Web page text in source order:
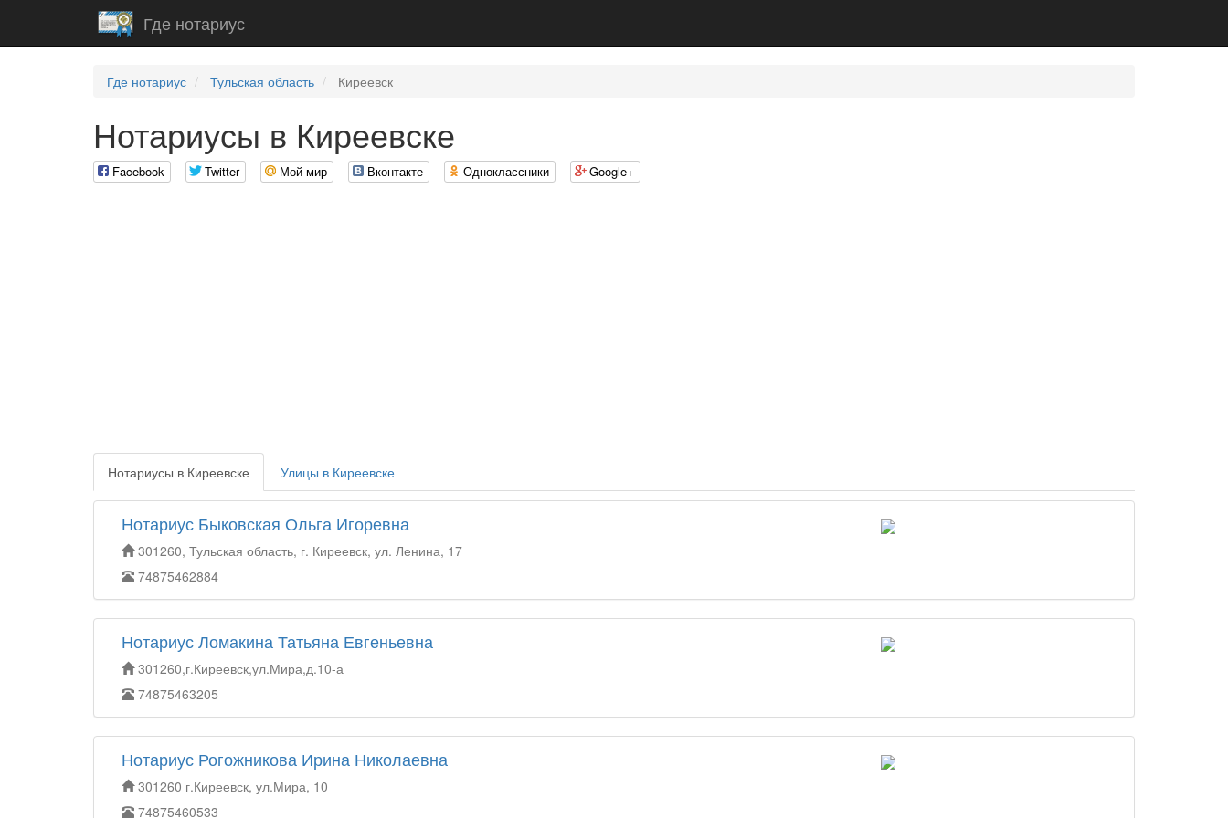
Где нотариус
Где нотариус Тульская область Киреевск
Нотариусы в Киреевске
Facebook Twitter Мой мир Вконтакте Одноклассники Google+
Нотариусы в Киреевске Улицы в Киреевске
Нотариус Быковская Ольга Игоревна
301260, Тульская область, г. Киреевск, ул. Ленина, 17
74875462884
Нотариус Ломакина Татьяна Евгеньевна
301260,г.Киреевск,ул.Мира,д.10-а
74875463205
Нотариус Рогожникова Ирина Николаевна
301260 г.Киреевск, ул.Мира, 10
74875460533